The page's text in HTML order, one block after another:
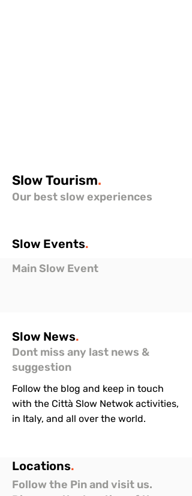
SlowTourism.
Our best slow experiences
Slow Events.
Main Slow Event
Slow News.
Dont miss any last news &
suggestion
Follow the blog and keep in touch
with the Città Slow Netwok activities,
in Italy, and all over the world.
Locations.
Follow the Pin and visit us.